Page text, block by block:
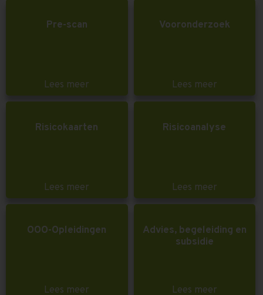
Pre-scan
Lees meer
Vooronderzoek
Lees meer
Risicokaarten
Lees meer
Risicoanalyse
Lees meer
OOO-Opleidingen
Lees meer
Advies, begeleiding en
subsidie
Lees meer